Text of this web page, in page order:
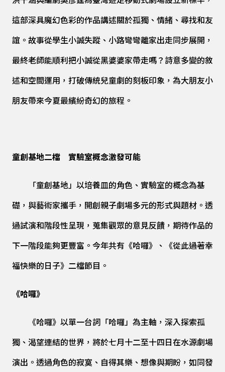
這部深具魔幻色彩的作品講述關於孤獨、情緒、尋找和友
誼。故事從學生小誠失蹤、小路彎彎離家出走同步展開，
最終老師能順利把小誠從黑婆婆家帶走嗎？詩意多變的敘
述和空間運用，打破傳統兒童劇的刻板印象，為大朋友小
朋友帶來今夏最繽紛奇幻的旅程。
童創基地二檔 實驗室概念激發可能
「童創基地」以培養皿的角色、實驗室的概念為基
礎，與藝術家攜手，開創親子劇場多元的形式與題材。透
過試演和階段性呈現，蒐集觀眾的意見反饋，期待作品的
下一階段能夠更豐富。今年共有《哈囉》、《從此過著幸
福快樂的日子》二檔節目。
《哈囉》
《哈囉》以單一台詞「哈囉」為主軸，深入探索孤
獨、渴望連結的世界，將於七月十二至十四日在水源劇場
演出。透過角色的寂寞、自得其樂、想像與期盼，如同發